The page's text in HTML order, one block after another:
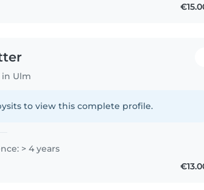
Ulm
to view this complete profile.
> 4 years